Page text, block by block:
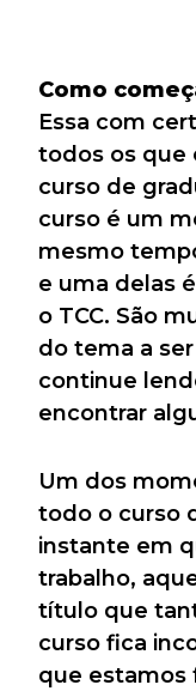
Como
Essa com
todos os que
curso de
curso é um
mesmo
e uma delas
o TCC. São
do tema a
continue
encontrar
Um dos
todo o curso
instante em
trabalho,
título que
curso fica
que estamos